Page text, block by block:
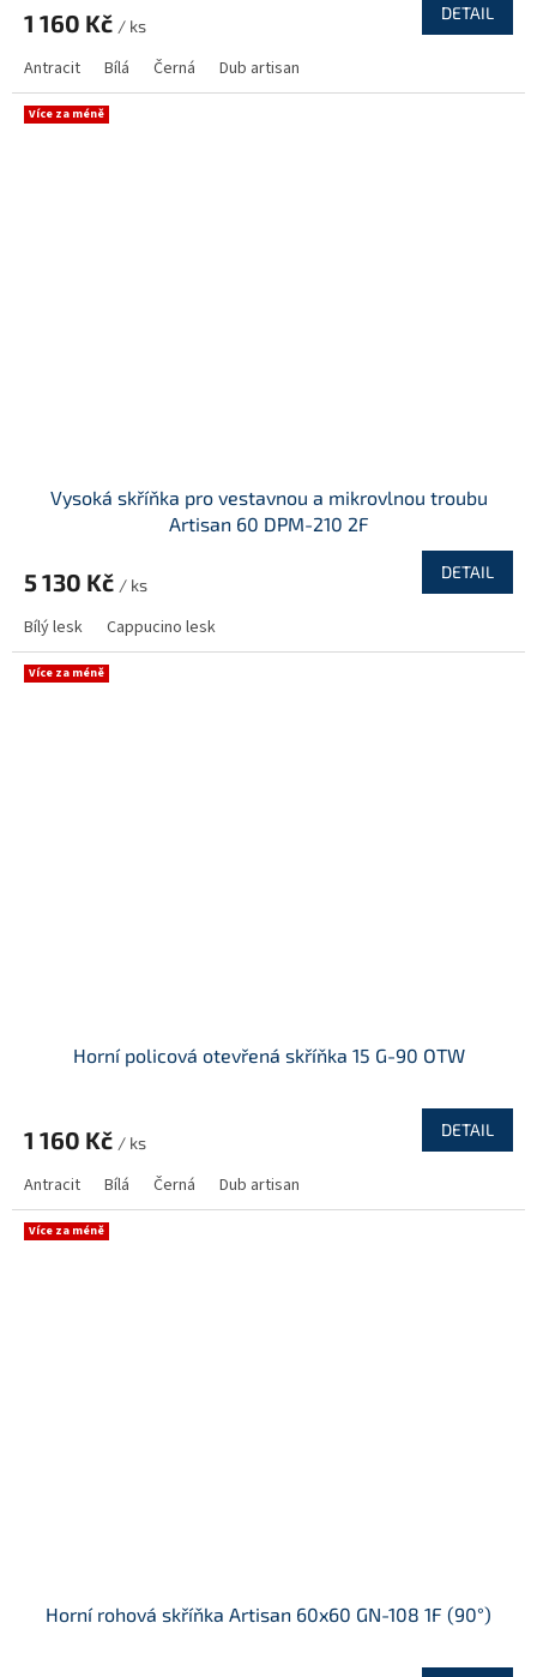
1 160 Kč / ks
DETAIL
Antracit Bílá Černá Dub artisan
Více za méně
Vysoká skříňka pro vestavnou a mikrovlnou troubu
Artisan 60 DPM-210 2F
5 130 Kč / ks
DETAIL
Bílý lesk Cappucino lesk
Více za méně
Horní policová otevřená skříňka 15 G-90 OTW
1 160 Kč / ks
DETAIL
Antracit Bílá Černá Dub artisan
Více za méně
Horní rohová skříňka Artisan 60x60 GN-108 1F (90°)